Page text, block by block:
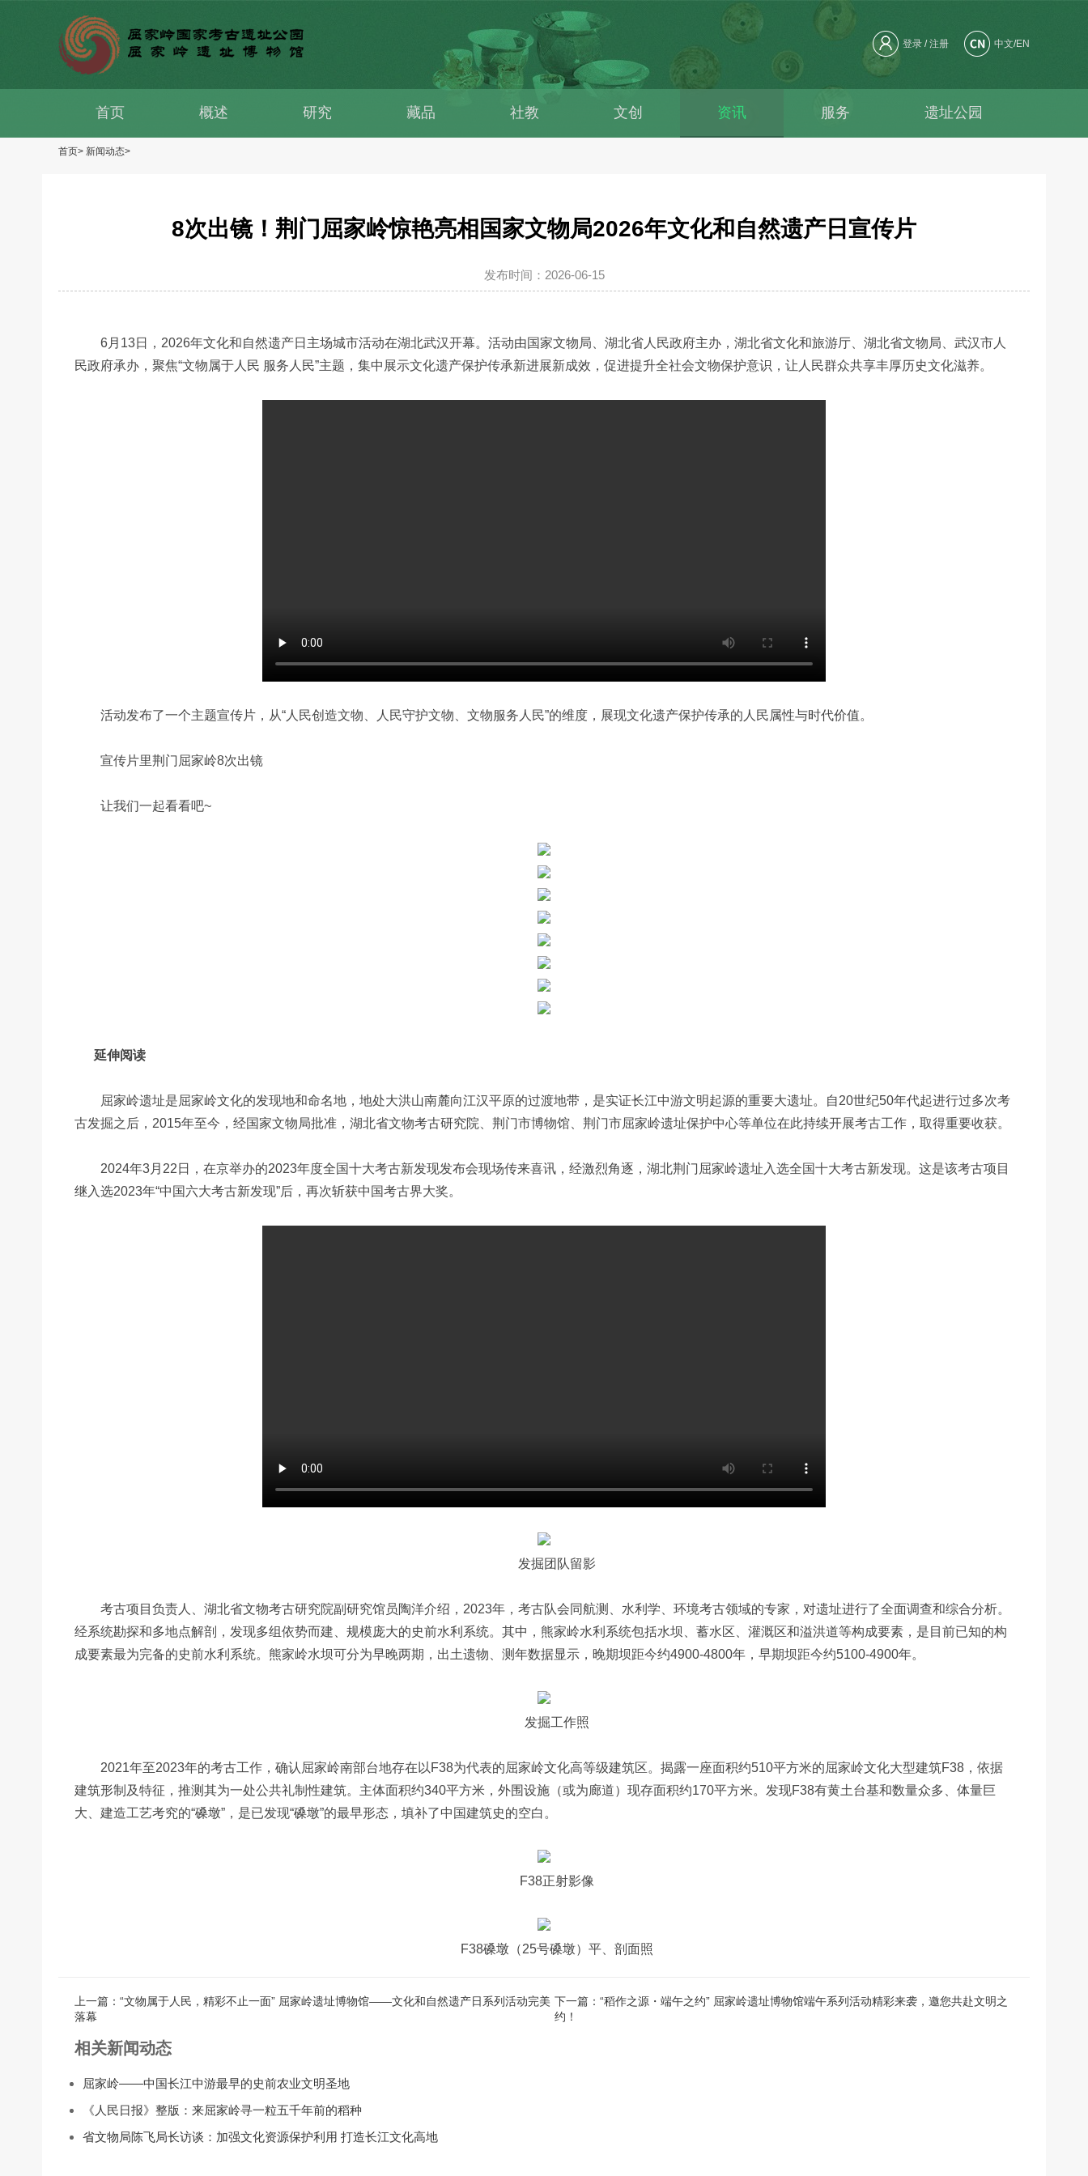
登录 /注册 中文/EN
首页 概述 研究 藏品 社教 文创 资讯 服务 遗址公园
首页> 新闻动态>
8次出镜！荆门屈家岭惊艳亮相国家文物局2026年文化和自然遗产日宣传片
发布时间：2026-06-15
6月13日，2026年文化和自然遗产日主场城市活动在湖北武汉开幕。活动由国家文物局、湖北省人民政府主办，湖北省文化和旅游厅、湖北省文物局、武汉市人
民政府承办，聚焦“文物属于人民 服务人民”主题，集中展示文化遗产保护传承新进展新成效，促进提升全社会文物保护意识，让人民群众共享丰厚历史文化滋养。
活动发布了一个主题宣传片，从“人民创造文物、人民守护文物、文物服务人民”的维度，展现文化遗产保护传承的人民属性与时代价值。
宣传片里荆门屈家岭8次出镜
让我们一起看看吧~
延伸阅读
屈家岭遗址是屈家岭文化的发现地和命名地，地处大洪山南麓向江汉平原的过渡地带，是实证长江中游文明起源的重要大遗址。自20世纪50年代起进行过多次考
古发掘之后，2015年至今，经国家文物局批准，湖北省文物考古研究院、荆门市博物馆、荆门市屈家岭遗址保护中心等单位在此持续开展考古工作，取得重要收获。
2024年3月22日，在京举办的2023年度全国十大考古新发现发布会现场传来喜讯，经激烈角逐，湖北荆门屈家岭遗址入选全国十大考古新发现。这是该考古项目
继入选2023年“中国六大考古新发现”后，再次斩获中国考古界大奖。
发掘团队留影
考古项目负责人、湖北省文物考古研究院副研究馆员陶洋介绍，2023年，考古队会同航测、水利学、环境考古领域的专家，对遗址进行了全面调查和综合分析。
经系统勘探和多地点解剖，发现多组依势而建、规模庞大的史前水利系统。其中，熊家岭水利系统包括水坝、蓄水区、灌溉区和溢洪道等构成要素，是目前已知的构
成要素最为完备的史前水利系统。熊家岭水坝可分为早晚两期，出土遗物、测年数据显示，晚期坝距今约4900-4800年，早期坝距今约5100-4900年。
发掘工作照
2021年至2023年的考古工作，确认屈家岭南部台地存在以F38为代表的屈家岭文化高等级建筑区。揭露一座面积约510平方米的屈家岭文化大型建筑F38，依据
建筑形制及特征，推测其为一处公共礼制性建筑。主体面积约340平方米，外围设施（或为廊道）现存面积约170平方米。发现F38有黄土台基和数量众多、体量巨
大、建造工艺考究的“磉墩”，是已发现“磉墩”的最早形态，填补了中国建筑史的空白。
F38正射影像
F38磉墩（25号磉墩）平、剖面照
上一篇：“文物属于人民，精彩不止一面” 屈家岭遗址博物馆——文化和自然遗产日系列活动完美
落幕
下一篇：“稻作之源・端午之约” 屈家岭遗址博物馆端午系列活动精彩来袭，邀您共赴文明之
约！
相关新闻动态
屈家岭——中国长江中游最早的史前农业文明圣地
《人民日报》整版：来屈家岭寻一粒五千年前的稻种
省文物局陈飞局长访谈：加强文化资源保护利用 打造长江文化高地